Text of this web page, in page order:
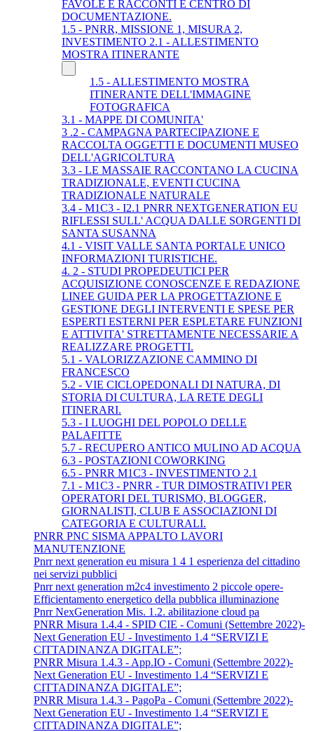
FAVOLE E RACCONTI E CENTRO DI
DOCUMENTAZIONE.
1.5 - PNRR, MISSIONE 1, MISURA 2,
INVESTIMENTO 2.1 - ALLESTIMENTO
MOSTRA ITINERANTE
1.5 - ALLESTIMENTO MOSTRA
ITINERANTE DELL'IMMAGINE
FOTOGRAFICA
3.1 - MAPPE DI COMUNITA'
3 .2 - CAMPAGNA PARTECIPAZIONE E
RACCOLTA OGGETTI E DOCUMENTI MUSEO
DELL'AGRICOLTURA
3.3 - LE MASSAIE RACCONTANO LA CUCINA
TRADIZIONALE, EVENTI CUCINA
TRADIZIONALE NATURALE
3.4 - M1C3 - I2.1 PNRR NEXTGENERATION EU
RIFLESSI SULL' ACQUA DALLE SORGENTI DI
SANTA SUSANNA
4.1 - VISIT VALLE SANTA PORTALE UNICO
INFORMAZIONI TURISTICHE.
4. 2 - STUDI PROPEDEUTICI PER
ACQUISIZIONE CONOSCENZE E REDAZIONE
LINEE GUIDA PER LA PROGETTAZIONE E
GESTIONE DEGLI INTERVENTI E SPESE PER
ESPERTI ESTERNI PER ESPLETARE FUNZIONI
E ATTIVITA' STRETTAMENTE NECESSARIE A
REALIZZARE PROGETTI.
5.1 - VALORIZZAZIONE CAMMINO DI
FRANCESCO
5.2 - VIE CICLOPEDONALI DI NATURA, DI
STORIA DI CULTURA, LA RETE DEGLI
ITINERARI.
5.3 - I LUOGHI DEL POPOLO DELLE
PALAFITTE
5.7 - RECUPERO ANTICO MULINO AD ACQUA
6.3 - POSTAZIONI COWORKING
6.5 - PNRR M1C3 - INVESTIMENTO 2.1
7.1 - M1C3 - PNRR - TUR DIMOSTRATIVI PER
OPERATORI DEL TURISMO, BLOGGER,
GIORNALISTI, CLUB E ASSOCIAZIONI DI
CATEGORIA E CULTURALI.
PNRR PNC SISMA APPALTO LAVORI
MANUTENZIONE
Pnrr next generation eu misura 1 4 1 esperienza del cittadino
nei servizi pubblici
Pnrr next generation m2c4 investimento 2 piccole opere-
Efficientamento energetico della pubblica illuminazione
Pnrr NexGeneration Mis. 1.2. abilitazione cloud pa
PNRR Misura 1.4.4 - SPID CIE - Comuni (Settembre 2022)-
Next Generation EU - Investimento 1.4 “SERVIZI E
CITTADINANZA DIGITALE”;
PNRR Misura 1.4.3 - App.IO - Comuni (Settembre 2022)-
Next Generation EU - Investimento 1.4 “SERVIZI E
CITTADINANZA DIGITALE”;
PNRR Misura 1.4.3 - PagoPa - Comuni (Settembre 2022)-
Next Generation EU - Investimento 1.4 “SERVIZI E
CITTADINANZA DIGITALE”;